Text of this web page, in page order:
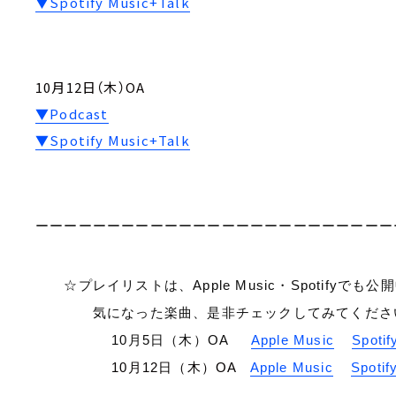
10月12日（木）OA
▼Podcast
▼Spotify Music+Talk
ーーーーーーーーーーーーーーーーーーーーーーーー
☆プレイリストは、Apple Music・Spotifyでも公開
気になった楽曲、是非チェックしてみてくださ
10月5日（木）OA Apple Music
10月12日（木）OA Apple Music Spotify